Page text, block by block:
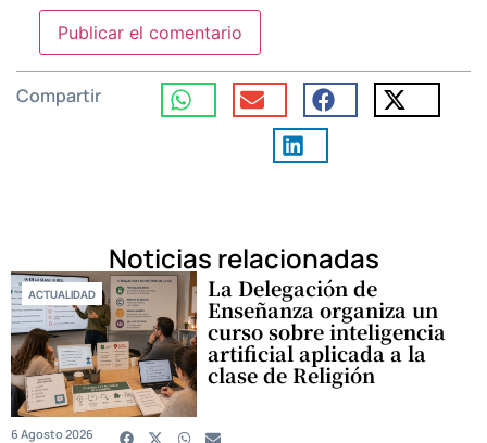
Compartir
Noticias relacionadas
ACTUALIDAD La Delegación de
Enseñanza organiza un
curso sobre inteligencia
artificial aplicada a la
clase de Religión
6 Agosto 2026